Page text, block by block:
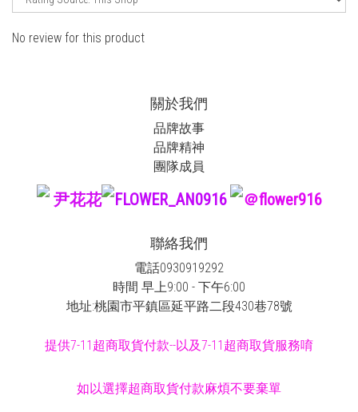
No review for this product
關於我們
品牌故事
品牌精神
團隊成員
尹花花 FLOWER_AN0916 ＠flower916
聯絡我們
電話0930919292
時間 早上9:00 - 下午6:00
地址:桃園市平鎮區延平路二段430巷78號
提供7-11超商取貨付款--以及7-11超商取貨服務唷
如以選擇超商取貨付款麻煩不要棄單